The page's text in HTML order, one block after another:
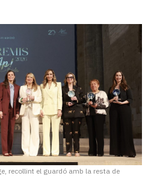
recollint el guardó amb la resta de